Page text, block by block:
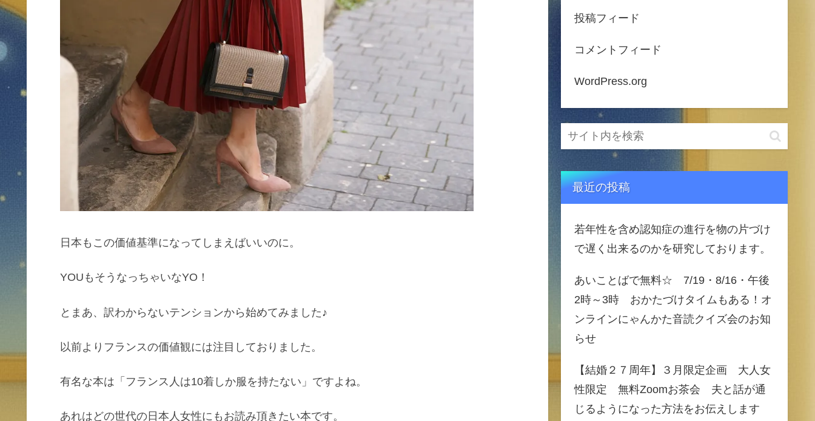
日本もこの価値基準になってしまえばいいのに。
YOUもそうなっちゃいなYO！
とまあ、訳わからないテンションから始めてみました♪
以前よりフランスの価値観には注目しておりました。
有名な本は「フランス人は10着しか服を持たない」ですよね。
あれはどの世代の日本人女性にもお読み頂きたい本です。
投稿フィード
コメントフィード
WordPress.org
最近の投稿
若年性を含め認知症の進行を物の片づけ
で遅く出来るのかを研究しております。
あいことばで無料☆ 7/19・8/16・午後
2時～3時 おかたづけタイムもある！オ
ンラインにゃんかた音読クイズ会のお知
らせ
【結婚２７周年】３月限定企画 大人女
性限定 無料Zoomお茶会 夫と話が通
じるようになった方法をお伝えします